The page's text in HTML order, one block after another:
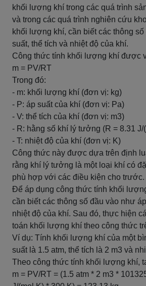
khối lượng khí trong các quá trình
và trong các quá trình nghiên cứu
khối lượng khí, cần biết các thông
suất, thể tích và nhiệt độ của khí.
Công thức tính khối lượng khí được
m = PV/RT
Trong đó:
- m: khối lượng khí (đơn vị: kg)
- P: áp suất của khí (đơn vị: Pa)
- V: thể tích của khí (đơn vị: m3)
- R: hằng số khí lý tưởng (R = 8.31 J/
- T: nhiệt độ của khí (đơn vị: K)
Công thức này được dựa trên định
rằng khí lý tưởng là một loại khí có
phù hợp với các điều kiện cho trước.
Để áp dụng công thức tính khối
cần biết các thông số đầu vào như
nhiệt độ của khí. Sau đó, thực hiện
toán khối lượng khí theo công thức
Ví dụ: Tính khối lượng khí của một
suất là 1.5 atm, thể tích là 2 m3 và
Theo công thức tính khối lượng khí,
m = PV/RT = (1.5 atm * 2 m3 *